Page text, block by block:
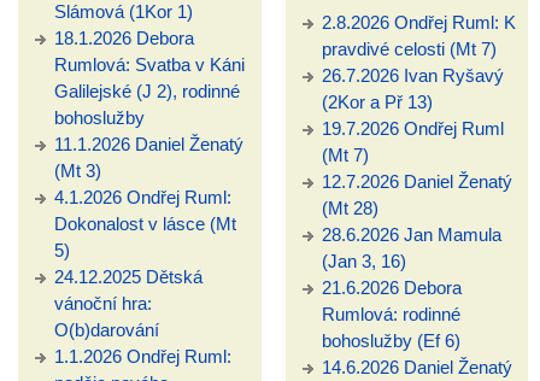
Slámová (1Kor 1)
18.1.2026 Debora
Rumlová: Svatba v Káni
Galilejské (J 2), rodinné
bohoslužby
11.1.2026 Daniel Ženatý
(Mt 3)
4.1.2026 Ondřej Ruml:
Dokonalost v lásce (Mt
5)
24.12.2025 Dětská
vánoční hra:
O(b)darování
1.1.2026 Ondřej Ruml:
2.8.2026 Ondřej Ruml: K
pravdivé celosti (Mt 7)
26.7.2026 Ivan Ryšavý
(2Kor a Př 13)
19.7.2026 Ondřej Ruml
(Mt 7)
12.7.2026 Daniel Ženatý
(Mt 28)
28.6.2026 Jan Mamula
(Jan 3, 16)
21.6.2026 Debora
Rumlová: rodinné
bohoslužby (Ef 6)
14.6.2026 Daniel Ženatý